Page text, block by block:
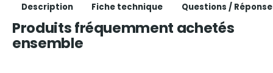
Description Fiche technique Questions /
Produits fréquemment achetés
ensemble